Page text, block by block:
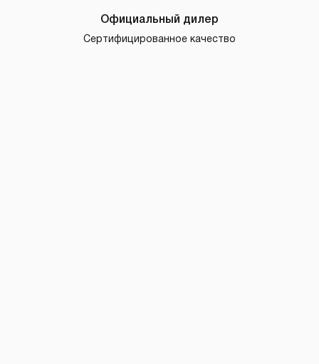
Официальный дилер
Сертифицированное качество